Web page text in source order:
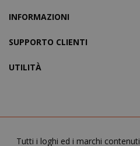
INFORMAZIONI
SUPPORTO CLIENTI
UTILITÀ
Tutti i loghi ed i marchi
X-Magento-Vary